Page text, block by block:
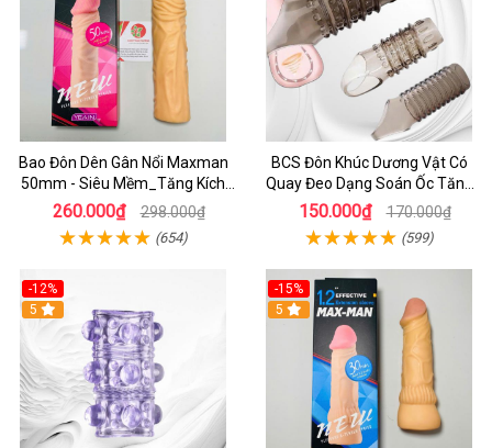
Bao Đôn Dên Gân Nổi Maxman
50mm - Siêu Mềm_Tăng Kích
Thước_Kéo Dài Cuộc Yêu
260.000₫ 298.000₫
(654)
BCS Đôn Khúc Dương Vật Có
Quay Đeo Dạng Soán Ốc Tăng
Khoái Cảm Cho Cặp Đôi
150.000₫ 170.000₫
(599)
-12%
5
-15%
5